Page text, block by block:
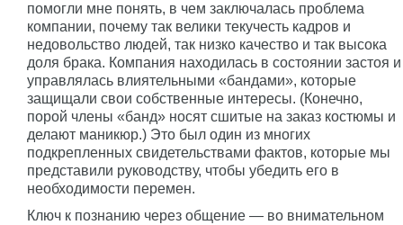
помогли мне понять, в чем заключалась проблема
компании, почему так велики текучесть кадров и
недовольство людей, так низко качество и так высока
доля брака. Компания находилась в состоянии застоя и
управлялась влиятельными «бандами», которые
защищали свои собственные интересы. (Конечно,
порой члены «банд» носят сшитые на заказ костюмы и
делают маникюр.) Это был один из многих
подкрепленных свидетельствами фактов, которые мы
представили руководству, чтобы убедить его в
необходимости перемен.
Ключ к познанию через общение — во внимательном